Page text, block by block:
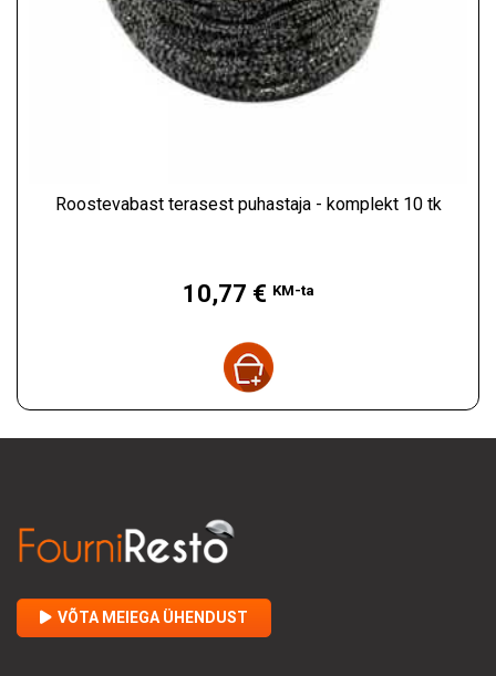
Roostevabast terasest puhastaja - komplekt 10 tk
10,77 € KM-ta
VÕTA MEIEGA ÜHENDUST